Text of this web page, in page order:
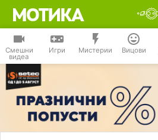
Смешни
видеа
Игри Мистерии Вицови